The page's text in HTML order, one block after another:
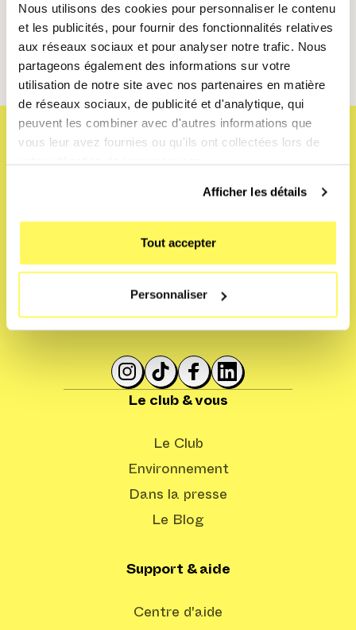
Nous utilisons des cookies pour personnaliser le contenu
et les publicités, pour fournir des fonctionnalités relatives
aux réseaux sociaux et pour analyser notre trafic. Nous
partageons également des informations sur votre
utilisation de notre site avec nos partenaires en matière
de réseaux sociaux, de publicité et d'analytique, qui
peuvent les combiner avec d'autres informations que
vous leur avez fournies ou qu'ils ont collectées lors de
Afficher les détails
Tout accepter
Personnaliser
Disponible à la location de Mobile Club, à partir de
44,90€/mois en neuf ou en reconditionné. ⭐️
Le club & vous
Le Club
Environnement
Dans la presse
Le Blog
Support & aide
Centre d'aide